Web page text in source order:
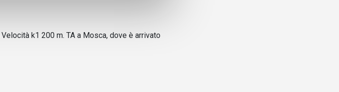
Velocità k1 200 m. TA a Mosca, dove è arrivato